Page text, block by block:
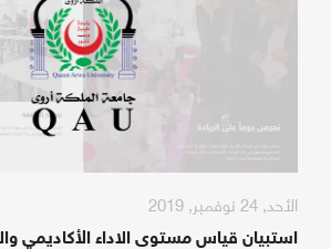
الأحد, 24 نوفمبر, 2019
استبيان قياس مستوى الاداء الأكاديمي